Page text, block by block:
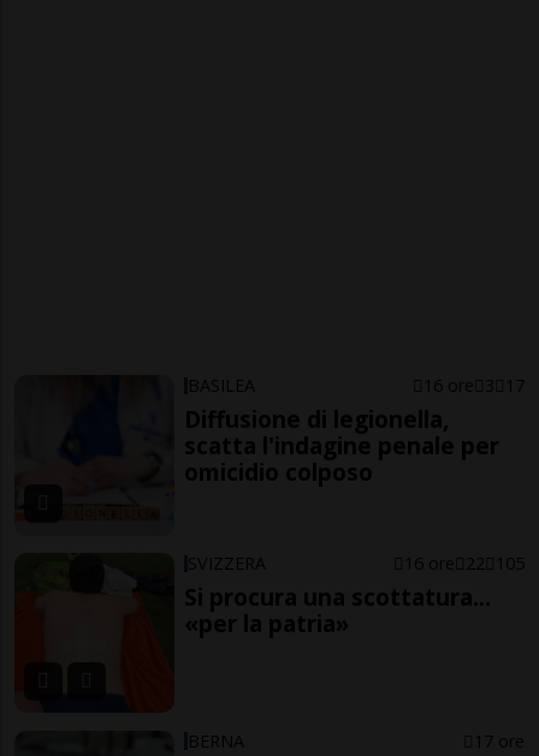
BASILEA 16 ore 3 17
Diffusione di legionella,
scatta l'indagine penale per
omicidio colposo
SVIZZERA 16 ore 22 105
Si procura una scottatura...
«per la patria»
BERNA 17 ore